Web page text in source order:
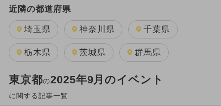
近隣の都道府県
埼玉県 神奈川県 千葉県
栃木県 茨城県 群馬県
東京都の2025年9月のイベント
に関する記事一覧